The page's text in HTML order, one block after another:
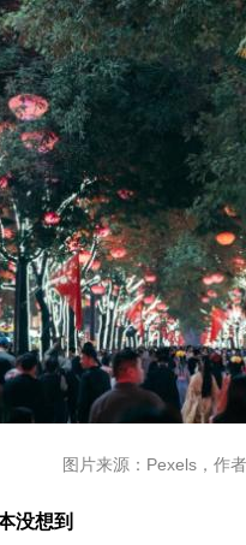
图片来源：Pexels，作
没想到